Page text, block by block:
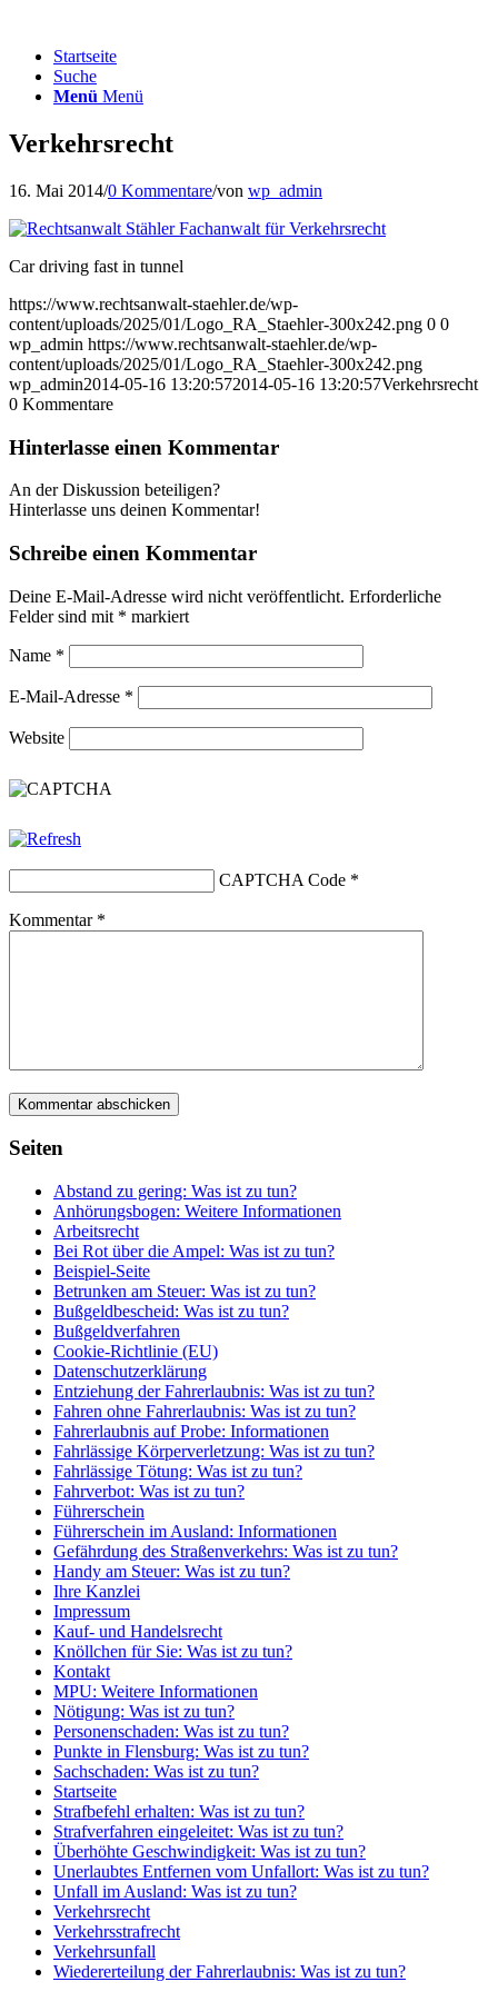
Startseite
Suche
Menü Menü
Verkehrsrecht
16. Mai 2014/0 Kommentare/von wp_admin
Car driving fast in tunnel
https://www.rechtsanwalt-staehler.de/wp-
content/uploads/2025/01/Logo_RA_Staehler-300x242.png 0 0
wp_admin https://www.rechtsanwalt-staehler.de/wp-
content/uploads/2025/01/Logo_RA_Staehler-300x242.png
wp_admin2014-05-16 13:20:572014-05-16 13:20:57Verkehrsrecht
0 Kommentare
Hinterlasse einen Kommentar
An der Diskussion beteiligen?
Hinterlasse uns deinen Kommentar!
Schreibe einen Kommentar
Deine E-Mail-Adresse wird nicht veröffentlicht. Erforderliche
Felder sind mit * markiert
Name *
E-Mail-Adresse *
Website
CAPTCHA Code *
Kommentar *
Seiten
Abstand zu gering: Was ist zu tun?
Anhörungsbogen: Weitere Informationen
Arbeitsrecht
Bei Rot über die Ampel: Was ist zu tun?
Beispiel-Seite
Betrunken am Steuer: Was ist zu tun?
Bußgeldbescheid: Was ist zu tun?
Bußgeldverfahren
Cookie-Richtlinie (EU)
Datenschutzerklärung
Entziehung der Fahrerlaubnis: Was ist zu tun?
Fahren ohne Fahrerlaubnis: Was ist zu tun?
Fahrerlaubnis auf Probe: Informationen
Fahrlässige Körperverletzung: Was ist zu tun?
Fahrlässige Tötung: Was ist zu tun?
Fahrverbot: Was ist zu tun?
Führerschein
Führerschein im Ausland: Informationen
Gefährdung des Straßenverkehrs: Was ist zu tun?
Handy am Steuer: Was ist zu tun?
Ihre Kanzlei
Impressum
Kauf- und Handelsrecht
Knöllchen für Sie: Was ist zu tun?
Kontakt
MPU: Weitere Informationen
Nötigung: Was ist zu tun?
Personenschaden: Was ist zu tun?
Punkte in Flensburg: Was ist zu tun?
Sachschaden: Was ist zu tun?
Startseite
Strafbefehl erhalten: Was ist zu tun?
Strafverfahren eingeleitet: Was ist zu tun?
Überhöhte Geschwindigkeit: Was ist zu tun?
Unerlaubtes Entfernen vom Unfallort: Was ist zu tun?
Unfall im Ausland: Was ist zu tun?
Verkehrsrecht
Verkehrsstrafrecht
Verkehrsunfall
Wiedererteilung der Fahrerlaubnis: Was ist zu tun?